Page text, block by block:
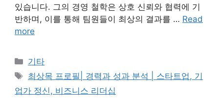
있습니다. 그의 경영 철학은 상호 신뢰와 협력에 기
반하며, 이를 통해 팀원들이 최상의 결과를 … Read
more
Categories
기타
Tags
최상목 프로필| 경력과 성과 분석 | 스타트업, 기
업가 정신, 비즈니스 리더십